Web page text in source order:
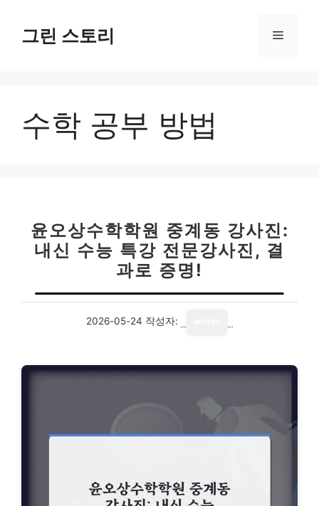
그린 스토리 메
수학 공부 방법
윤오상수학학원 중계동 강사진:
내신 수능 특강 전문강사진, 결
과로 증명!
2026-05-24 작성자: